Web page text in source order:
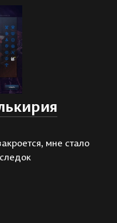
мне стало